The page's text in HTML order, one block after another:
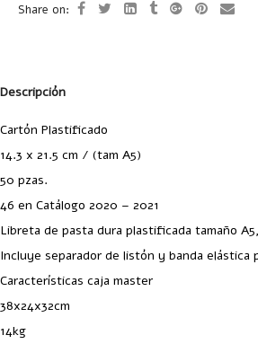
Share on:
Descripción
Cartón Plastificado
14.3 x 21.5 cm / (tam A5)
50 pzas.
46 en Catálogo 2020 – 2021
Libreta de pasta dura plastificada tamaño
Incluye separador de listón y banda elástica
Características caja master
38x24x32cm
14kg